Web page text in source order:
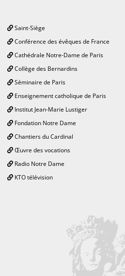
Saint-Siège
Conférence des évêques de France
Cathédrale Notre-Dame de Paris
Collège des Bernardins
Séminaire de Paris
Enseignement catholique de Paris
Institut Jean-Marie Lustiger
Fondation Notre Dame
Chantiers du Cardinal
Œuvre des vocations
Radio Notre Dame
KTO télévision